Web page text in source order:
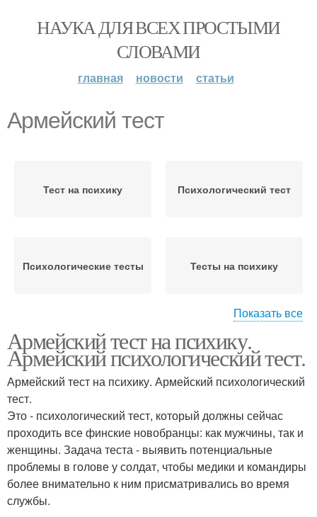
НАУКА ДЛЯ ВСЕХ ПРОСТЫМИ
СЛОВАМИ
главная новости статьи
Армейский тест
Тест на психику Психологический тест
Психологические тесты Тесты на психику
Тесты для детей
отклонения
Тест на проблемы Онлайн тесты
Тест на
предрасположенность
Тест на
Показать все
Армейский тест на психику.
Армейский психологический тест.
Армейский тест на психику. Армейский психологический
тест.
Это - психологический тест, который должны сейчас
проходить все финские новобранцы: как мужчины, так и
женщины. Задача теста - выявить потенциальные
проблемы в голове у солдат, чтобы медики и командиры
более внимательно к ним присматривались во время
службы.